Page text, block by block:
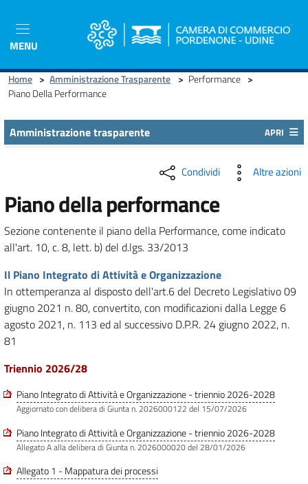
contenuto
MENU
Home > Amministrazione Trasparente > Performance >
Piano Della Performance
Amministrazione trasparente APRI
Condividi Altre azioni
Piano della performance
Sezione contenente il piano della Performance, come indicato
all'art. 10, c. 8, lett. b) del d.lgs. 33/2013
Il Piano Integrato di Attività e Organizzazione
In ottemperanza al disposto dell'art.6 del Decreto Legislativo 09
giugno 2021 n. 80, convertito, con modificazioni dalla Legge 6
agosto 2021, n. 113 ed al successivo D.P.R. 24 giugno 2022, n.
81
Triennio 2026/28
Piano Integrato di Attività e Organizzazione - triennio 2026-2028
Aggiornato con delibera di Giunta n. 2026000122 del 15/07/2026
Piano Integrato di Attività e Organizzazione - triennio 2026-2028
Allegato A alla delibera di Giunta n. 2026000020 del 28/01/2026
Allegato 1 - Mappatura dei processi